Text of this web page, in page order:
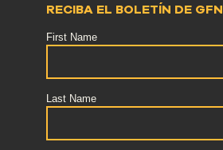
RECIBA EL BOLETÍN DE GFN